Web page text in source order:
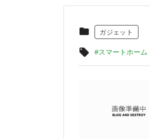
ガジェット
#スマートホーム